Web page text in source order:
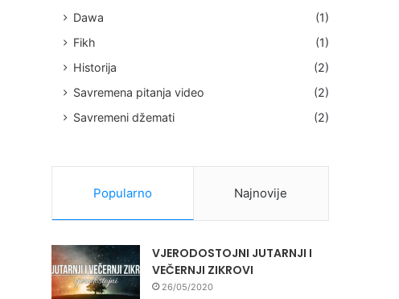
Dawa
(1)
Fikh
(1)
Historija
(2)
Savremena pitanja video
(2)
Savremeni džemati
(2)
Popularno Najnovije
VJERODOSTOJNI JUTARNJI I
VEČERNJI ZIKROVI
26/05/2020